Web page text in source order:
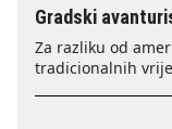
Gradski
Za razliku od
tradicionalnih